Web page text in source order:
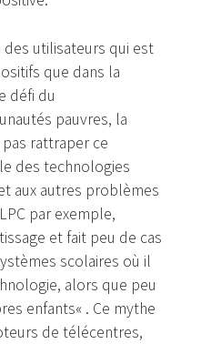
utilisateurs qui est
que dans la
défi du
pauvres, la
rattraper ce
des technologies
aux autres problèmes
par exemple,
et fait peu de cas
scolaires où il
alors que peu
enfants« . Ce mythe
de télécentres,